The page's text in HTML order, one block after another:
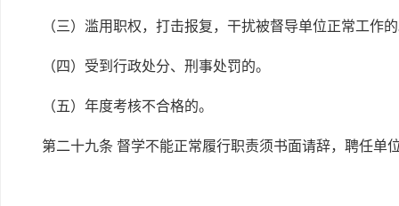
（三）滥用职权，打击报复，干扰被督导单位正常工作
（四）受到行政处分、刑事处罚的。
（五）年度考核不合格的。
第二十九条 督学不能正常履行职责须书面请辞，聘任单